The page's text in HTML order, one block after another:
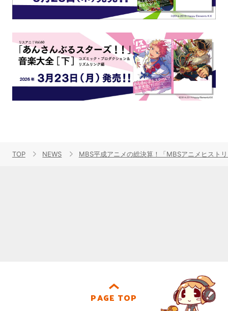
TOP NEWS MBS平成アニメの総決算！「MBSアニメヒスト
PAGE TOP